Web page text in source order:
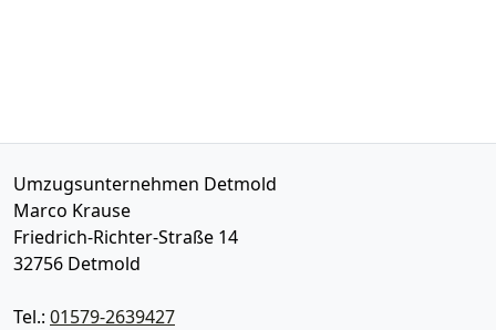
Umzugsunternehmen Detmold
Marco Krause
Friedrich-Richter-Straße 14
32756 Detmold
Tel.: 01579-2639427